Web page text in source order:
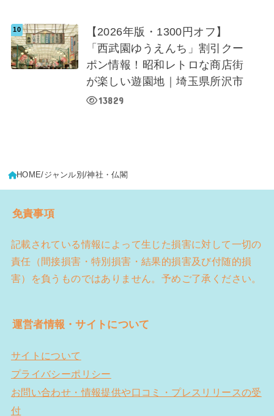
【2026年版・1300円オフ】
「西武園ゆうえんち」割引クー
ポン情報！昭和レトロな商店街
が楽しい遊園地｜埼玉県所沢市
13829
HOME ジャンル別 神社・仏閣
免責事項
記載されている情報によって生じた損害に対して一切の
責任（間接損害・特別損害・結果的損害及び付随的損
害）を負うものではありません。予めご了承ください。
運営者情報・サイトについて
サイトについて
プライバシーポリシー
お問い合わせ・情報提供や口コミ・プレスリリースの受
付